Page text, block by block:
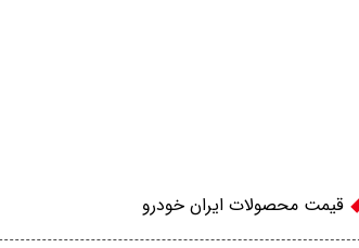
قیمت محصولات ایران خودرو